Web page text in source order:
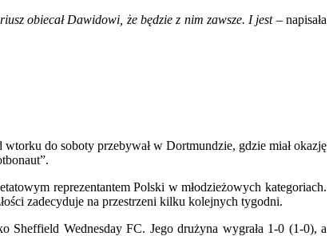
obiecał Dawidowi, że będzie z nim zawsze. I jest– napisała
do soboty przebywał w Dortmundzie, gdzie miał okazję
reprezentantem Polski w młodzieżowych kategoriach.
zadecyduje na przestrzeni kilku kolejnych tygodni.
Wednesday FC. Jego drużyna wygrała 1-0 (1-0), a